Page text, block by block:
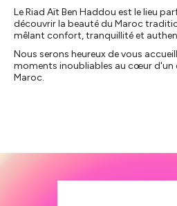
Le Riad Aït Ben Haddou est le lieu
découvrir la beauté du Maroc
mêlant confort, tranquillité et
Nous serons heureux de vous
moments inoubliables au cœur d'un
Maroc.